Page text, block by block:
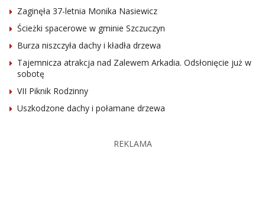
Zaginęła 37-letnia Monika Nasiewicz
Ścieżki spacerowe w gminie Szczuczyn
Burza niszczyła dachy i kładła drzewa
Tajemnicza atrakcja nad Zalewem Arkadia. Odsłonięcie już w
sobotę
VII Piknik Rodzinny
Uszkodzone dachy i połamane drzewa
REKLAMA